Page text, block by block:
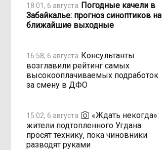
18:01, 6 августа Погодные качели в
Забайкалье: прогноз синоптиков на
ближайшие выходные
16:58, 6 августа Консультанты
возглавили рейтинг самых
высокооплачиваемых подработок
за смену в ДФО
15:02, 6 августа
«Ждать некогда»:
жители подтопленного Угдана
просят технику, пока чиновники
разводят руками